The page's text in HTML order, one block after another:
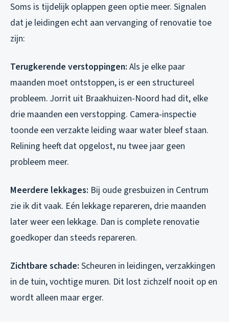
Soms is tijdelijk oplappen geen optie meer. Signalen
dat je leidingen echt aan vervanging of renovatie toe
zijn:
Terugkerende verstoppingen: Als je elke paar
maanden moet ontstoppen, is er een structureel
probleem. Jorrit uit Braakhuizen-Noord had dit, elke
drie maanden een verstopping. Camera-inspectie
toonde een verzakte leiding waar water bleef staan.
Relining heeft dat opgelost, nu twee jaar geen
probleem meer.
Meerdere lekkages: Bij oude gresbuizen in Centrum
zie ik dit vaak. Eén lekkage repareren, drie maanden
later weer een lekkage. Dan is complete renovatie
goedkoper dan steeds repareren.
Zichtbare schade: Scheuren in leidingen, verzakkingen
in de tuin, vochtige muren. Dit lost zichzelf nooit op en
wordt alleen maar erger.